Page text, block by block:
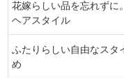
花嫁らしい品を忘れずに
ヘアスタイル
ふたりらしい自由なスタ
め